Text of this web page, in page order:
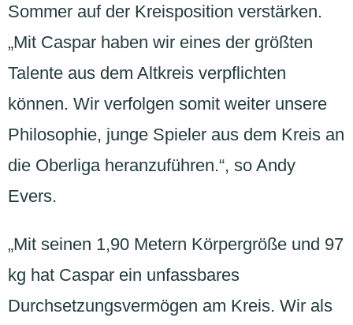
Sommer auf der Kreisposition verstärken.
„Mit Caspar haben wir eines der größten
Talente aus dem Altkreis verpflichten
können. Wir verfolgen somit weiter unsere
Philosophie, junge Spieler aus dem Kreis an
die Oberliga heranzuführen.“, so Andy
Evers.
„Mit seinen 1,90 Metern Körpergröße und 97
kg hat Caspar ein unfassbares
Durchsetzungsvermögen am Kreis. Wir als